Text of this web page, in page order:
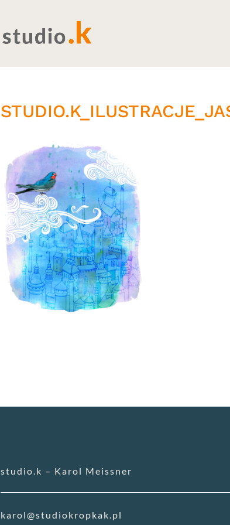
studio.k – Karol Meissner
karol@studiokropkak.pl